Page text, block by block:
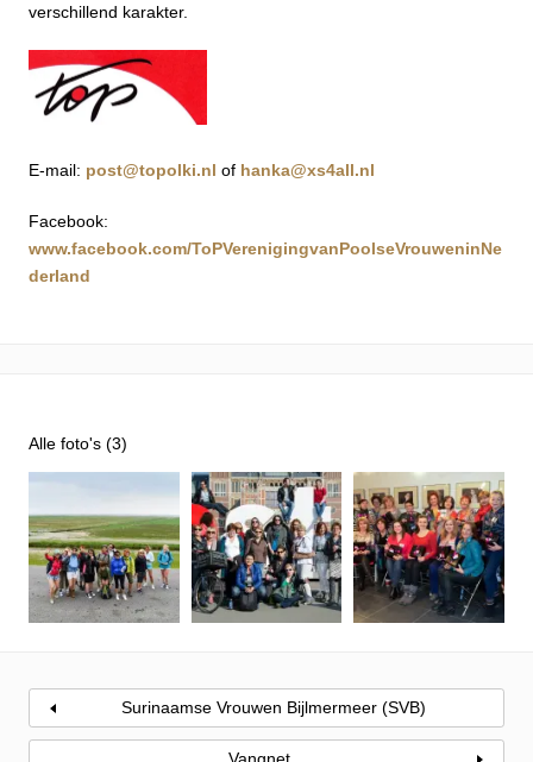
verschillend karakter.
E-mail: post@topolki.nl of hanka@xs4all.nl
Facebook:
www.facebook.com/ToPVerenigingvanPoolseVrouweninNe
derland
Alle foto's (3)
Surinaamse Vrouwen Bijlmermeer (SVB)